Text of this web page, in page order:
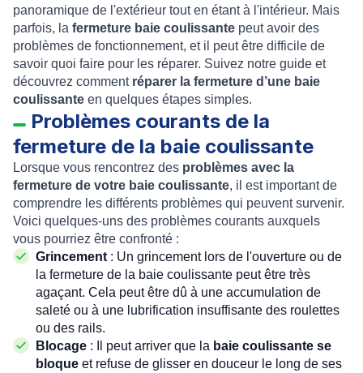
panoramique de l'extérieur tout en étant à l'intérieur. Mais
parfois, la fermeture baie coulissante peut avoir des
problèmes de fonctionnement, et il peut être difficile de
savoir quoi faire pour les réparer. Suivez notre guide et
découvrez comment réparer la fermeture d’une baie
coulissante en quelques étapes simples.
Problèmes courants de la
fermeture de la baie coulissante
Lorsque vous rencontrez des problèmes avec la
fermeture de votre baie coulissante, il est important de
comprendre les différents problèmes qui peuvent survenir.
Voici quelques-uns des problèmes courants auxquels
vous pourriez être confronté :
Grincement : Un grincement lors de l'ouverture ou de
la fermeture de la baie coulissante peut être très
agaçant. Cela peut être dû à une accumulation de
saleté ou à une lubrification insuffisante des roulettes
ou des rails.
Blocage : Il peut arriver que la baie coulissante se
bloque et refuse de glisser en douceur le long de ses